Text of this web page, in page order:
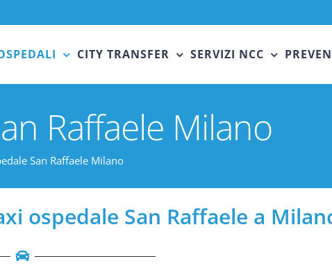
CITY TRANSFER SERVIZI NCC
Raffaele Milano
San Raffaele Milano
ospedale San Raffaele a